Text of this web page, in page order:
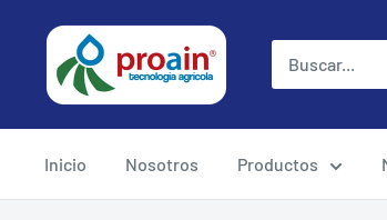
Inicio Nosotros Productos